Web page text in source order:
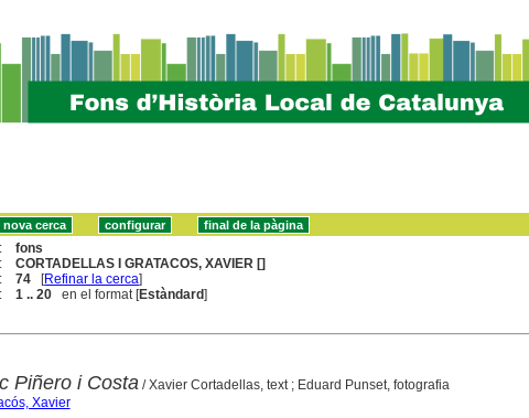
fons
CORTADELLAS I GRATACOS, XAVIER []
74 [Refinar la cerca]
1 .. 20 en el format [Estàndard]
Piñero i Costa/ Xavier Cortadellas, text ; Eduard Punset, fotografia
Xavier